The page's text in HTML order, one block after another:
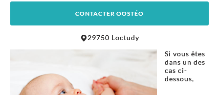
CONTACTER OOSTÉO
29750 Loctudy
Si vous êtes
dans un des
cas ci-
dessous,